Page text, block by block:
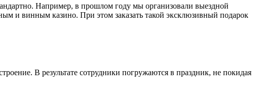
Например, в прошлом году мы организовали выездной
и винным казино. При этом заказать такой эксклюзивный подарок
В результате сотрудники погружаются в праздник, не покидая